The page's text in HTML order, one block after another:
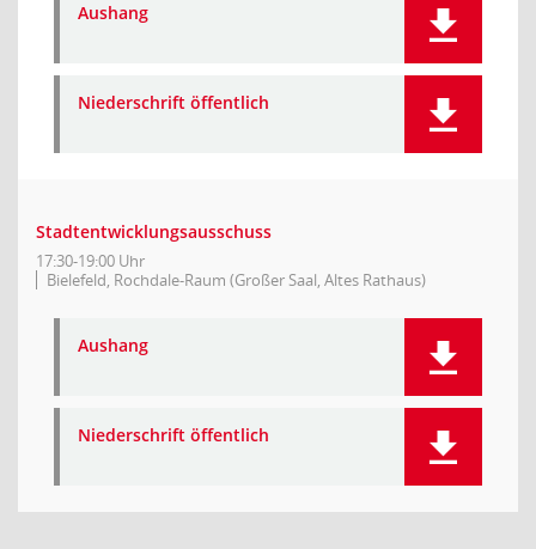
Aushang
Niederschrift öffentlich
Stadtentwicklungsausschuss
17:30-19:00 Uhr
Bielefeld, Rochdale-Raum (Großer Saal, Altes Rathaus)
Aushang
Niederschrift öffentlich